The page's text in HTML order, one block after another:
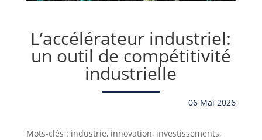
L’accélérateur industriel:
un outil de compétitivité
industrielle
06 Mai 2026
Mots-clés : industrie, innovation, investissements,